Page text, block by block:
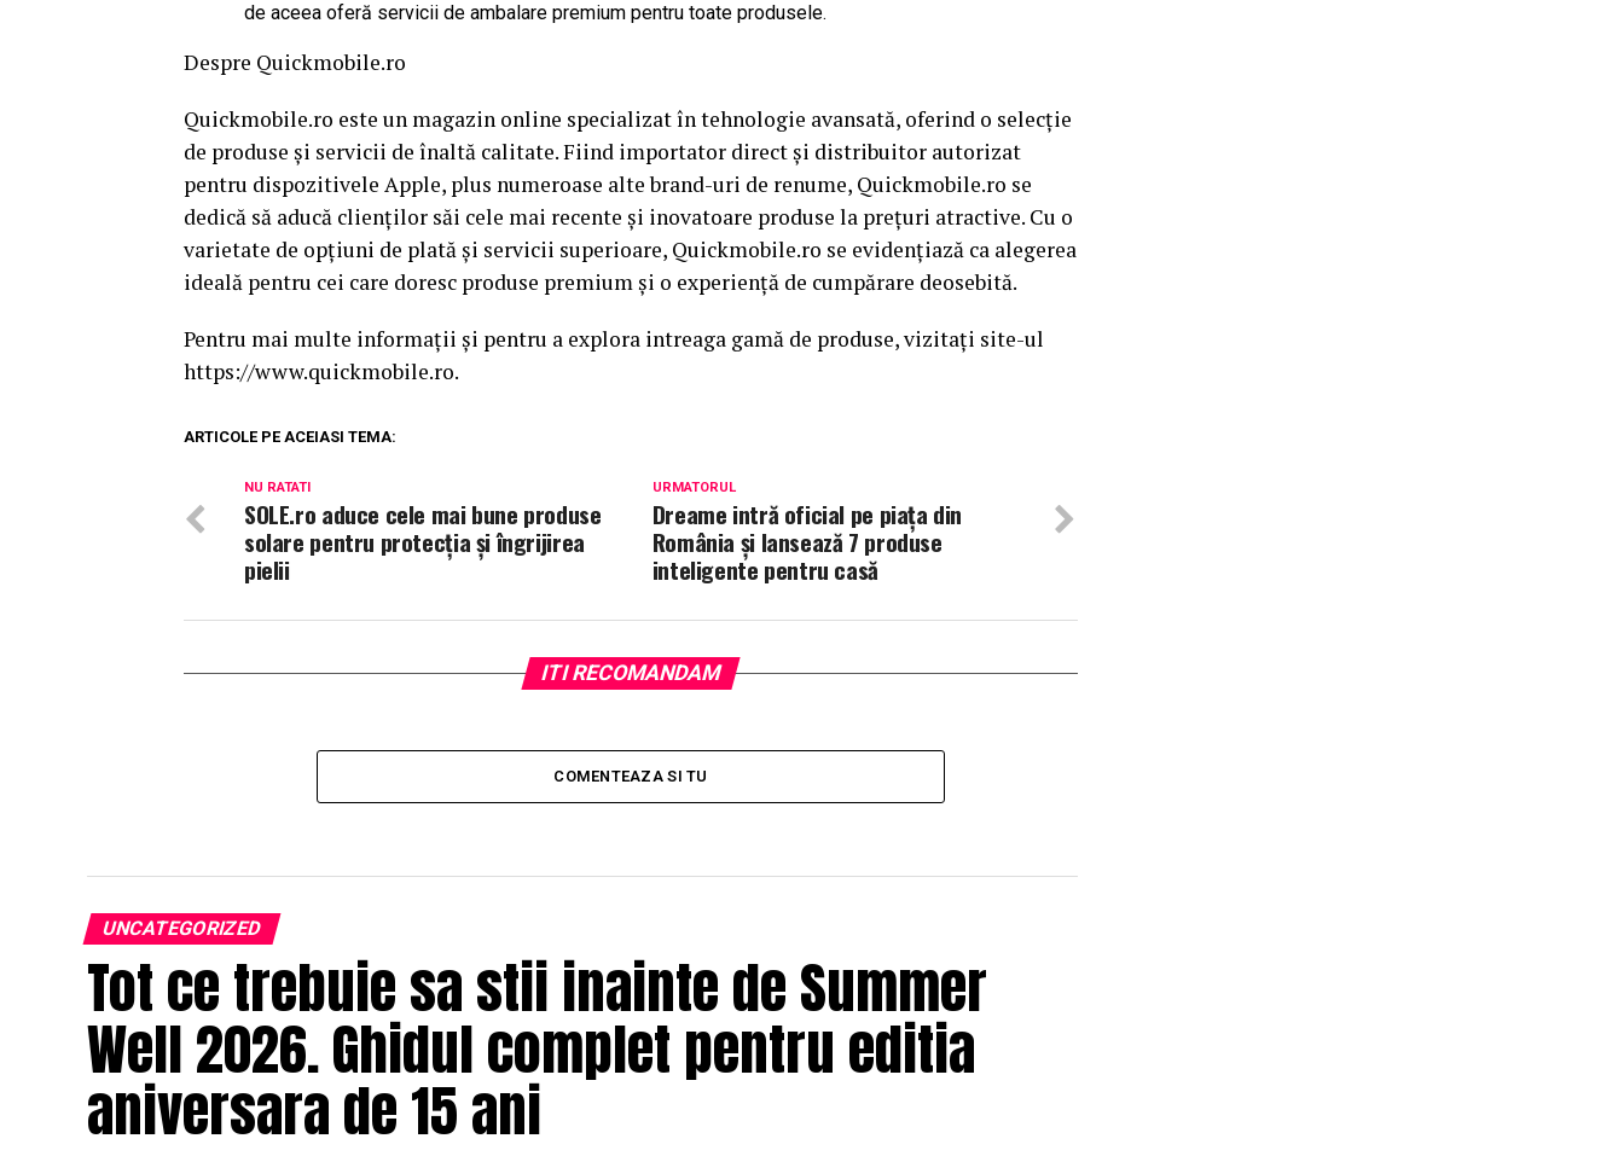
de aceea oferă servicii de ambalare premium pentru toate produsele.
Despre Quickmobile.ro
Quickmobile.ro este un magazin online specializat în tehnologie avansată, oferind o selecție
de produse și servicii de înaltă calitate. Fiind importator direct și distribuitor autorizat
pentru dispozitivele Apple, plus numeroase alte brand-uri de renume, Quickmobile.ro se
dedică să aducă clienților săi cele mai recente și inovatoare produse la prețuri atractive. Cu o
varietate de opțiuni de plată și servicii superioare, Quickmobile.ro se evidențiază ca alegerea
ideală pentru cei care doresc produse premium și o experiență de cumpărare deosebită.
Pentru mai multe informații și pentru a explora intreaga gamă de produse, vizitați site-ul
https://www.quickmobile.ro.
ARTICOLE PE ACEIASI TEMA:
URMATORUL
Dreame intră oficial pe piața din
România și lansează 7 produse
inteligente pentru casă
NU RATATI
SOLE.ro aduce cele mai bune produse
solare pentru protecția și îngrijirea
pielii
ITI RECOMANDAM
COMENTEAZA SI TU
UNCATEGORIZED
Tot ce trebuie sa stii inainte de Summer
Well 2026. Ghidul complet pentru editia
aniversara de 15 ani